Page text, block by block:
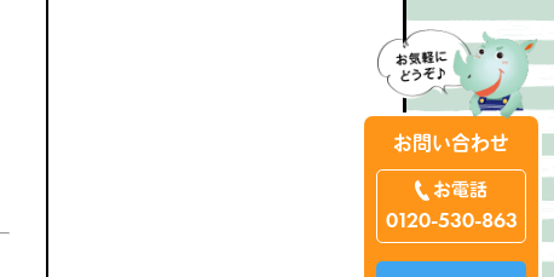
お問い合わせ
お電話
0120-530-863